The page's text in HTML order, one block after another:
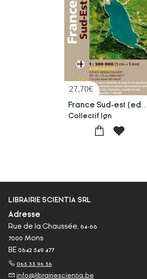
27,70€
Collectif Ign
LIBRAIRIE SCIENTIA SRL
Adresse
Rue de la Chaussée, 64-66
7000 Mons
BE 0642 549 477
065 33 96 56
info@librairiescientia.be